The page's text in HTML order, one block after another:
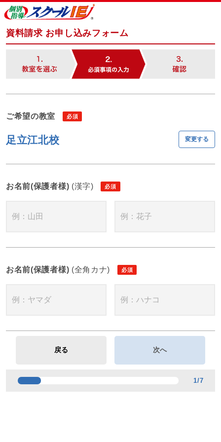
資料請求 お申し込みフォーム
ご希望の教室
足立江北校 変更する
お名前(保護者様) (漢字)
お名前(保護者様) (全角カナ)
1/7